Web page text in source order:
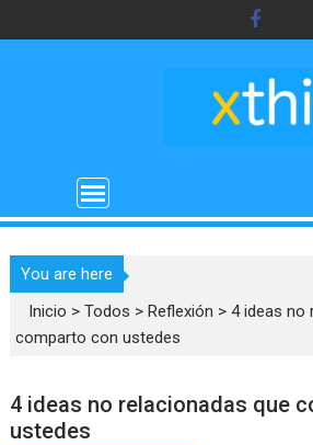
al
You are here
Inicio >Todos >Reflexión >4 ideas no
comparto con ustedes
4 ideas no relacionadas que
ustedes